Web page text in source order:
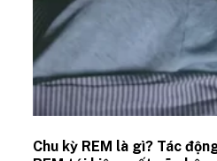
Chu kỳ REM là gì? Tác